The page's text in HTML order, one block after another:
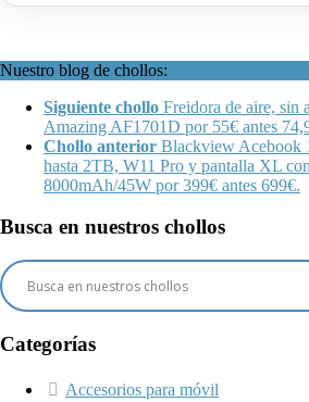
Nuestro blog de chollos:
Siguiente chollo Freidora de aire, sin
Amazing AF1701D por 55€ antes
Chollo anterior Blackview Acebook
hasta 2TB, W11 Pro y pantalla XL
8000mAh/45W por 399€ antes 699€.
Busca en nuestros chollos
Categorías
Accesorios para móvil